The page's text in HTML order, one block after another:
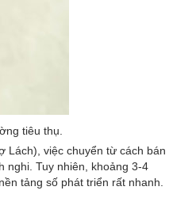
tiêu thụ.
Lách), việc chuyển từ cách bán
nghi. Tuy nhiên, khoảng 3-4
tảng số phát triển rất nhanh.